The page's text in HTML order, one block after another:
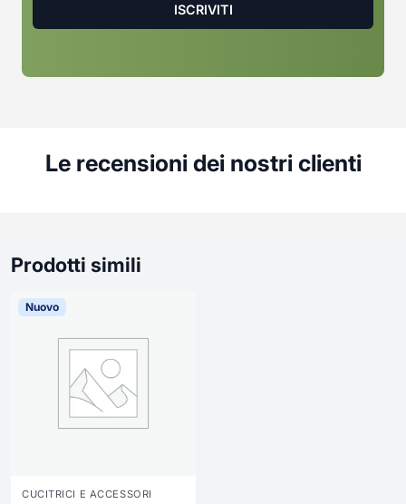
Le recensioni dei nostri clienti
Prodotti simili
Nuovo
CUCITRICI E ACCESSORI